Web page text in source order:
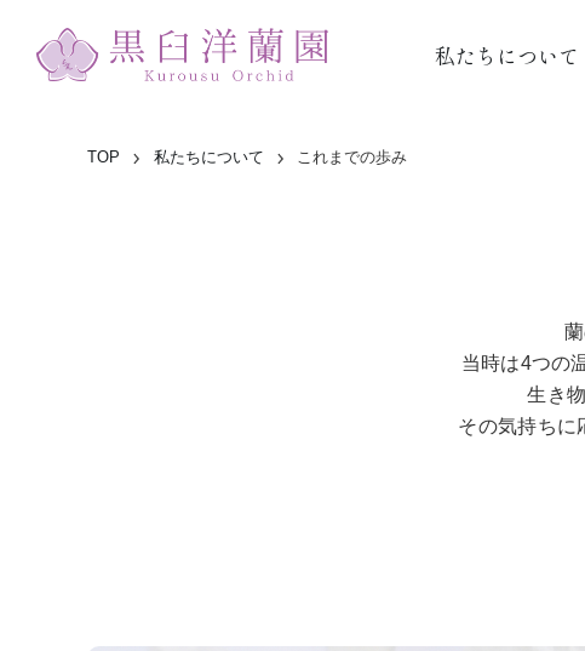
私たちについて
TOP 私たちについて これまでの歩み
当時は4つの
生き
その気持ちに